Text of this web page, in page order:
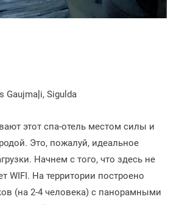
Gaujmaļi, Sigulda
этот спа-отель местом силы и
Это, пожалуй, идеальное
Начнем с того, что здесь не
WIFI. На территории построено
(на 2-4 человека) с панорамными